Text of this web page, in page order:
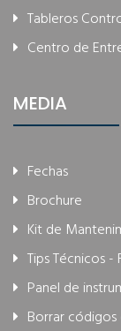
Tableros
Centro de
MEDIA
Fechas
Brochure
Kit de
Tips Técnicos
Panel de
Borrar